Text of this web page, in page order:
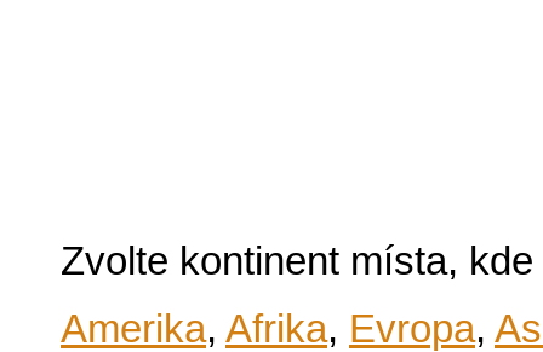
Zvolte kontinent místa,
Amerika, Afrika, Evropa,